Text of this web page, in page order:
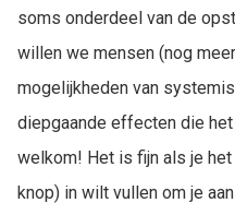
soms onderdeel van de
willen we mensen (nog
mogelijkheden van
diepgaande effecten die
welkom! Het is fijn als je
knop) in wilt vullen om je